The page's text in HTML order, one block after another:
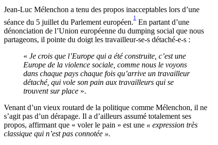
Jean-Luc Mélenchon a tenu des propos inacceptables lors d’une
séance du 5 juillet du Parlement européen.
1
En partant d’une
dénonciation de l’Union européenne du dumping social que nous
partageons, il pointe du doigt les travailleur-se-s détaché-e-s :
« Je crois que l’Europe qui a été construite, c’est une
Europe de la violence sociale, comme nous le voyons
dans chaque pays chaque fois qu’arrive un travailleur
détaché, qui vole son pain aux travailleurs qui se
trouvent sur place ».
Venant d’un vieux routard de la politique comme Mélenchon, il ne
s’agit pas d’un dérapage. Il a d’ailleurs assumé totalement ses
propos, affirmant que « voler le pain » est une « expression très
classique qui n’est pas connotée ».